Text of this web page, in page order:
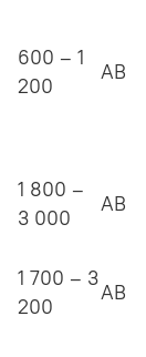
600 – 1
200
АВ
1 800 –
3 000
АВ
1 700 – 3
200
АВ